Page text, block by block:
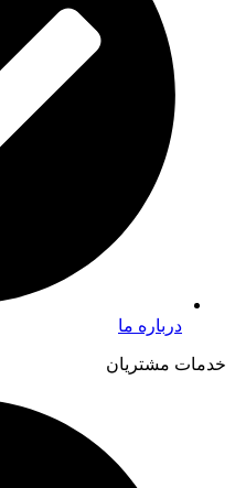
درباره ما
خدمات مشتریان